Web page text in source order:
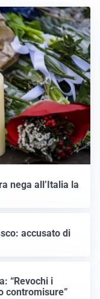
nega all’Italia la
accusato di
“Revochi i
contromisure”